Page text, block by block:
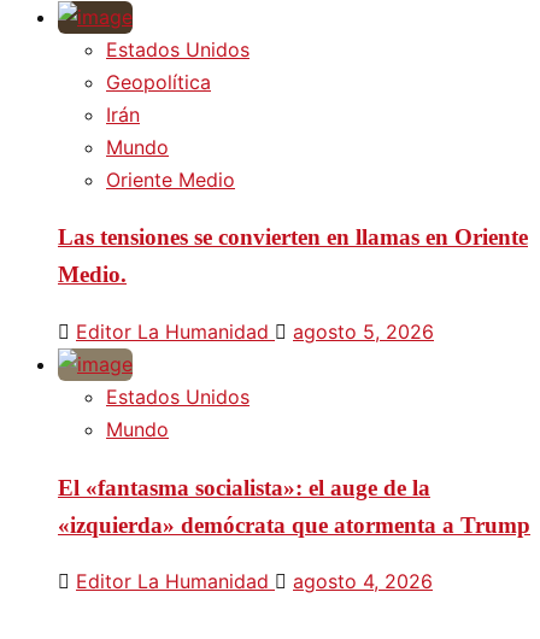
Estados Unidos
Geopolítica
Irán
Mundo
Oriente Medio
Las tensiones se convierten en llamas en Oriente
Medio.
Editor La Humanidad agosto 5, 2026
Estados Unidos
Mundo
El «fantasma socialista»: el auge de la
«izquierda» demócrata que atormenta a Trump
Editor La Humanidad agosto 4, 2026